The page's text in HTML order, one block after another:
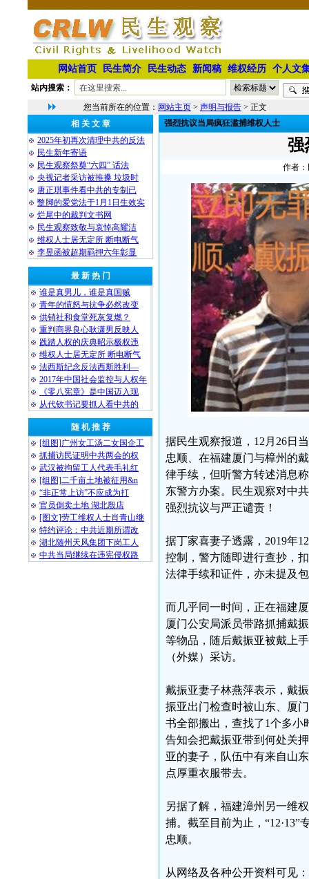
网站首页 民生简介 民生动态 新闻稿 维权经历 个人文
站内搜索：
您当前所在的位置： 网站主页 > 声明与报告 > 正文
相 关 文 章
2025年初再次清理中共的反法
民生新年寄语
民生观察祭奠“六四” 话法
央视记者采访被推搡 垃圾时
唐正琪事件看中共的专制已
蹩脚的爱党法于1月1日生效实
烂尾中的裁判文书网
民生观察致敬与哀悼高耀洁
维权人士居无定所 断电断气
李昱函被超期羁押六年彰显
最 新 热 门
谁是真男儿，谁是真国贼
青年的愤怒与抗争必然改变
供销社和食堂死灰复燃？
重判商界良心耿潇男反映人
践踏人权的庆典昭示极权违
维权人士居无定所 断电断气
法西斯纪念反法西斯胜利—
2017年中国社会监控与人权年
《零八宪章》是中国迈入现
从代钦书记要抓人看中共的
随 机 推 荐
[组图]广州女工汤二女国企工
抓捕访民证明中共两会的权
武汉被拘留工人代表毛礼红
[组图]二千亩土地被征用&n
“非正常上访”不应成为打
官员倒卖土地 湖北殷店
[图文]劳工维权人士肖青山继
特约评论：中共近期所谓改
湖北随州天风集团下岗工人
中共当局继续在违宪侵权路
强烈抗议当局疯狂滥捕维权人士
强
作者：
据民生观察报道，12月26日
忠顺、在福建厦门与樟州的
律手续，但听警方转述消息
东警方办案。民生观察对中
强烈抗议与严正谴责！
据丁家喜妻子透露，2019年
控制，警方随即进行查抄，
法律手续和证件，亦未提及
而几乎同一时间，正在福建
厦门公安局派员带路抓捕戴
等物品，随后戴振亚被戴上
（外媒）采访。
戴振亚妻子林燕萍表示，戴
振亚出门检查时被山东、厦
书全部搬出，查找了1个多
告知会把戴振亚带到何处关
亚的妻子，队伍中有来自山
点厚重衣服带去。
另据了解，福建漳州另一维
捕。截至目前为止，
忠顺。
从网络及各种公开资料可见：